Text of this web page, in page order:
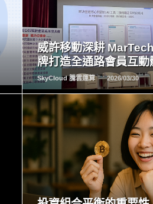
威許移動深耕
牌打造全通路會員互動
SkyCloud 騰雲運算 2026/03/30
READ
MORE
READ
MORE